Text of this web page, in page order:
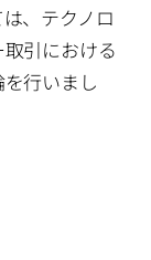
、テクノロ
引における
行いまし